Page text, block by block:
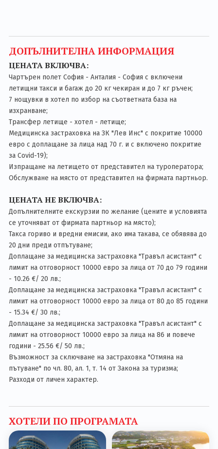
ДОПЪЛНИТЕЛНА ИНФОРМАЦИЯ
ЦЕНАТА ВКЛЮЧВА:
Чартърен полет София - Анталия - София с включени
летищни такси и багаж до 20 кг чекиран и до 7 кг ръчен;
7 нощувки в хотел по избор на съответната база на
изхранвaне;
Трансфер летище - хотел - летище;
Медицинска застраховка на ЗК "Лев Инс" с покритие 10000
евро с доплащане за лица над 70 г. и с включено покритие
за Covid-19);
Изпращане на летището от представител на туроператора;
Обслужване на място от представител на фирмата партньор.
ЦЕНАТА НЕ ВКЛЮЧВА:
Допълнителните екскурзии по желание (цените и условията
се уточняват от фирмата партньор на място);
Такса гориво и вредни емисии, ако има такава, се обявява до
20 дни преди отпътуване;
Доплащане за медицинска застраховка "Травъл асистант" с
лимит на отговорност 10000 евро за лица от 70 до 79 години
- 10.26 €/ 20 лв.;
Доплащане за медицинска застраховка "Травъл асистант" с
лимит на отговорност 10000 евро за лица от 80 до 85 години
- 15.34 €/ 30 лв.;
Доплащане за медицинска застраховка "Травъл асистант" с
лимит на отговорност 10000 евро за лица на 86 и повече
години - 25.56 €/ 50 лв.;
Възможност за сключване на застраховка "Отмяна на
пътуване" по чл. 80, ал. 1, т. 14 от Закона за туризма;
Разходи от личен характер.
ХОТЕЛИ ПО ПРОГРАМАТА